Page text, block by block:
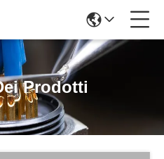
Prodotti